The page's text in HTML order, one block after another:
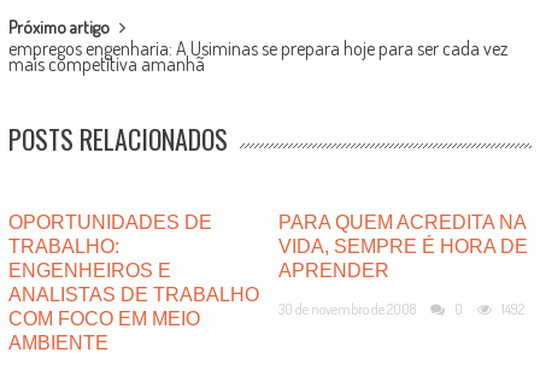
Próximo artigo
empregos engenharia: A Usiminas se prepara hoje para ser cada vez
mais competitiva amanhã
POSTS RELACIONADOS
OPORTUNIDADES DE
TRABALHO:
ENGENHEIROS E
ANALISTAS DE TRABALHO
COM FOCO EM MEIO
AMBIENTE
PARA QUEM ACREDITA NA
VIDA, SEMPRE É HORA DE
APRENDER
30 de novembro de 2008 0 1492